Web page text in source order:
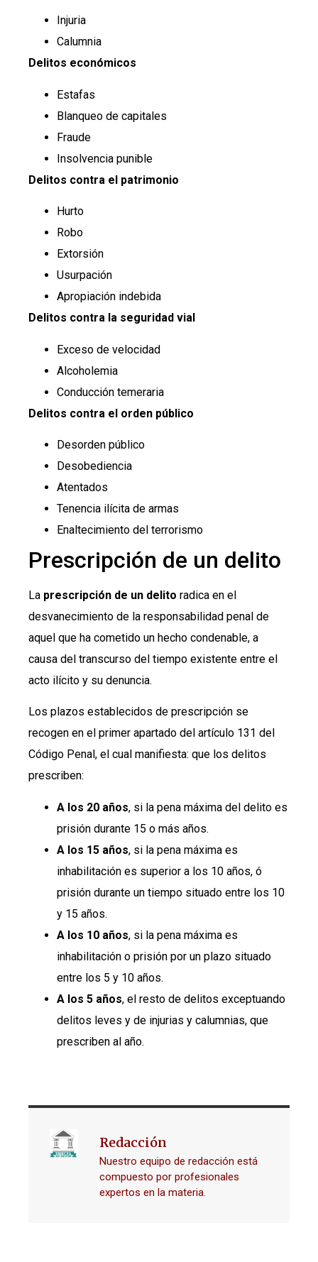
Injuria
Calumnia
Delitos económicos
Estafas
Blanqueo de capitales
Fraude
Insolvencia punible
Delitos contra el patrimonio
Hurto
Robo
Extorsión
Usurpación
Apropiación indebida
Delitos contra la seguridad vial
Exceso de velocidad
Alcoholemia
Conducción temeraria
Delitos contra el orden público
Desorden público
Desobediencia
Atentados
Tenencia ilícita de armas
Enaltecimiento del terrorismo
Prescripción de un delito
La prescripción de un delito radica en el
desvanecimiento de la responsabilidad penal de
aquel que ha cometido un hecho condenable, a
causa del transcurso del tiempo existente entre el
acto ilícito y su denuncia.
Los plazos establecidos de prescripción se
recogen en el primer apartado del artículo 131 del
Código Penal, el cual manifiesta: que los delitos
prescriben:
A los 20 años, si la pena máxima del delito es
prisión durante 15 o más años.
A los 15 años, si la pena máxima es
inhabilitación es superior a los 10 años, ó
prisión durante un tiempo situado entre los 10
y 15 años.
A los 10 años, si la pena máxima es
inhabilitación o prisión por un plazo situado
entre los 5 y 10 años.
A los 5 años, el resto de delitos exceptuando
delitos leves y de injurias y calumnias, que
prescriben al año.
Redacción
Nuestro equipo de redacción está
compuesto por profesionales
expertos en la materia.